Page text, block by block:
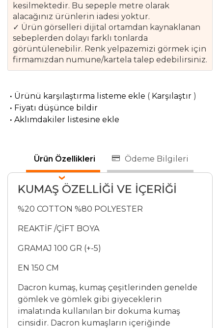
kesilmektedir. Bu sepeple metre olarak
alacağınız ürünlerin iadesi yoktur.
✓ Ürün görselleri dijital ortamdan kaynaklanan
sebeplerden dolayı farklı tonlarda
görüntülenebilir. Renk yelpazemizi görmek için
firmamızdan numune/kartela talep edebilirsiniz.
· Ürünü karşılaştırma listeme ekle ( Karşılaştır)
· Fiyatı düşünce bildir
· Aklımdakiler listesine ekle
Ürün Özellikleri Ödeme Bilgileri
KUMAŞ ÖZELLİĞİ VE İÇERİĞİ
%20 COTTON %80 POLYESTER
REAKTİF /ÇİFT BOYA
GRAMAJ 100 GR (+-5)
EN 150 CM
Dacron kumaş, kumaş çeşitlerinden genelde
gömlek ve gömlek gibi giyeceklerin
imalatında kullanılan bir dokuma kumaş
cinsidir. Dacron kumaşların içeriğinde